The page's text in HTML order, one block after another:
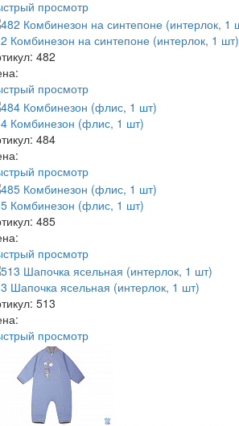
просмотр
Комбинезон на синтепоне (интерлок, 1 шт)
482
просмотр
Комбинезон (флис, 1 шт)
484
просмотр
Комбинезон (флис, 1 шт)
485
просмотр
Шапочка ясельная (интерлок, 1 шт)
513
просмотр